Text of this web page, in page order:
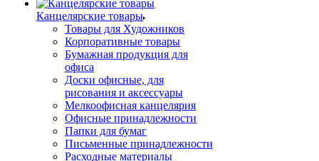
Канцелярские товары
Товары для Художников
Корпоративные товары
Бумажная продукция для
офиса
Доски офисные, для
рисования и аксессуары
Мелкоофисная канцелярия
Офисные принадлежности
Папки для бумаг
Письменные принадлежности
Расходные материалы